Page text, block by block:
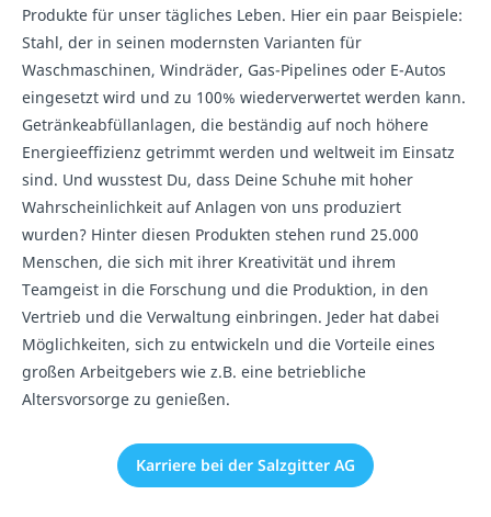
Produkte für unser tägliches Leben. Hier ein paar Beispiele:
Stahl, der in seinen modernsten Varianten für
Waschmaschinen, Windräder, Gas-Pipelines oder E-Autos
eingesetzt wird und zu 100% wiederverwertet werden kann.
Getränkeabfüllanlagen, die beständig auf noch höhere
Energieeffizienz getrimmt werden und weltweit im Einsatz
sind. Und wusstest Du, dass Deine Schuhe mit hoher
Wahrscheinlichkeit auf Anlagen von uns produziert
wurden? Hinter diesen Produkten stehen rund 25.000
Menschen, die sich mit ihrer Kreativität und ihrem
Teamgeist in die Forschung und die Produktion, in den
Vertrieb und die Verwaltung einbringen. Jeder hat dabei
Möglichkeiten, sich zu entwickeln und die Vorteile eines
großen Arbeitgebers wie z.B. eine betriebliche
Altersvorsorge zu genießen.
Karriere bei der Salzgitter AG